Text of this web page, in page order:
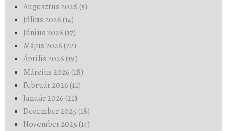
Augusztus 2026 (5)
Július 2026 (14)
Június 2026 (17)
Május 2026 (22)
Április 2026 (19)
Március 2026 (18)
Február 2026 (11)
Január 2026 (21)
December 2025 (18)
November 2025 (14)